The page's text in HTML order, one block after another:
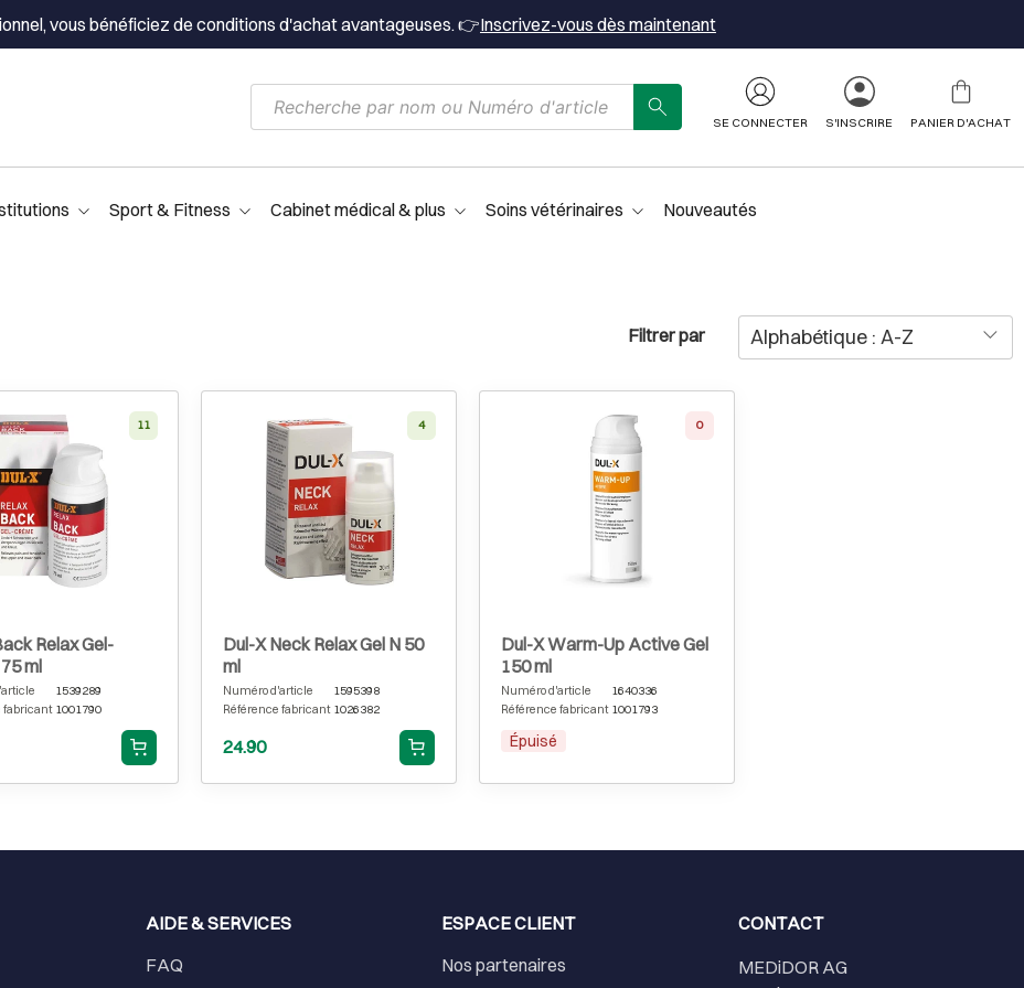
vous bénéficiez de conditions d'achat avantageuses. 👉Inscrivez-vous dès maintenant
SE CONNECTER S'INSCRIRE PANIER D'ACHAT
Sport & Fitness Cabinet médical & plus Soins vétérinaires Nouveautés
Filtrer par
11
Relax Gel-
ml
1539289
fabricant 1001790
4
Dul-X Neck Relax Gel N 50
ml
Numéro d'article
1595398
Référence fabricant 1026382
24.90
0
Dul-X Warm-Up Active Gel
150 ml
Numéro d'article
1640336
Référence fabricant 1001793
Épuisé
AIDE & SERVICES
FAQ
ESPACE CLIENT
Nos partenaires
CONTACT
MEDiDOR AG